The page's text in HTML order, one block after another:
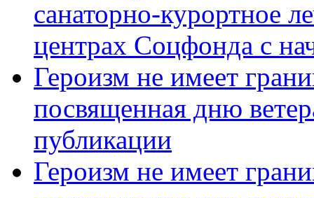
санаторно-курортное
центрах Соцфонда с
Героизм не имеет
посвященная дню
публикации
Героизм не имеет